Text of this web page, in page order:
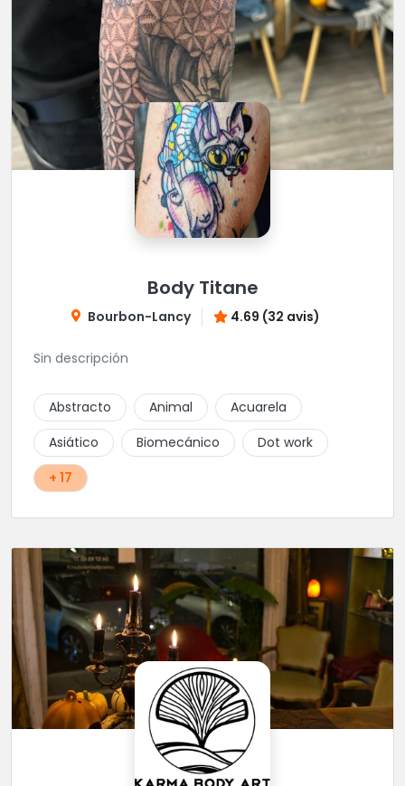
Body Titane
Bourbon-Lancy 4.69 (32 avis)
Sin descripción
Abstracto Animal
Acuarela
Asiático
Biomecánico
Dot work
+ 17